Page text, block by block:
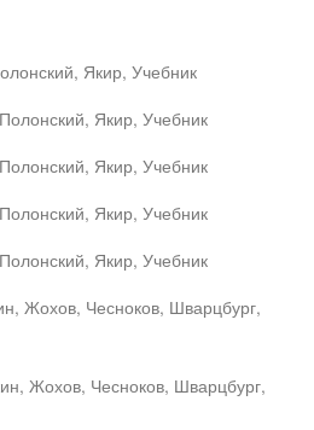
Якир, Учебник
Якир, Учебник
Якир, Учебник
Якир, Учебник
Якир, Учебник
Жохов, Чесноков, Шварцбург,
Жохов, Чесноков, Шварцбург,